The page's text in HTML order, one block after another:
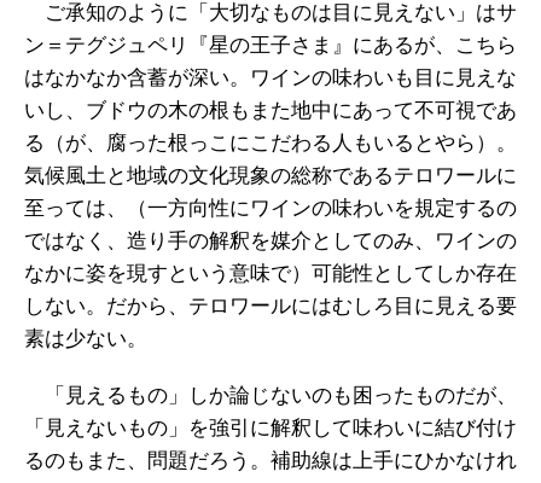
ご承知のように「大切なものは目に見えない」はサ
ン＝テグジュペリ『星の王子さま』にあるが、こちら
はなかなか含蓄が深い。ワインの味わいも目に見えな
いし、ブドウの木の根もまた地中にあって不可視であ
る（が、腐った根っこにこだわる人もいるとやら）。
気候風土と地域の文化現象の総称であるテロワールに
至っては、（一方向性にワインの味わいを規定するの
ではなく、造り手の解釈を媒介としてのみ、ワインの
なかに姿を現すという意味で）可能性としてしか存在
しない。だから、テロワールにはむしろ目に見える要
素は少ない。
「見えるもの」しか論じないのも困ったものだが、
「見えないもの」を強引に解釈して味わいに結び付け
るのもまた、問題だろう。補助線は上手にひかなけれ